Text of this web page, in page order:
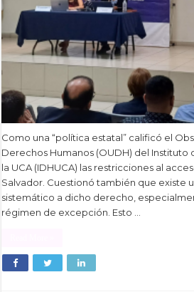
Como una “política estatal” calificó el
Derechos Humanos (OUDH) del Instituto
la UCA (IDHUCA) las restricciones al
Salvador. Cuestionó también que existe
sistemático a dicho derecho,
régimen de excepción. Esto …